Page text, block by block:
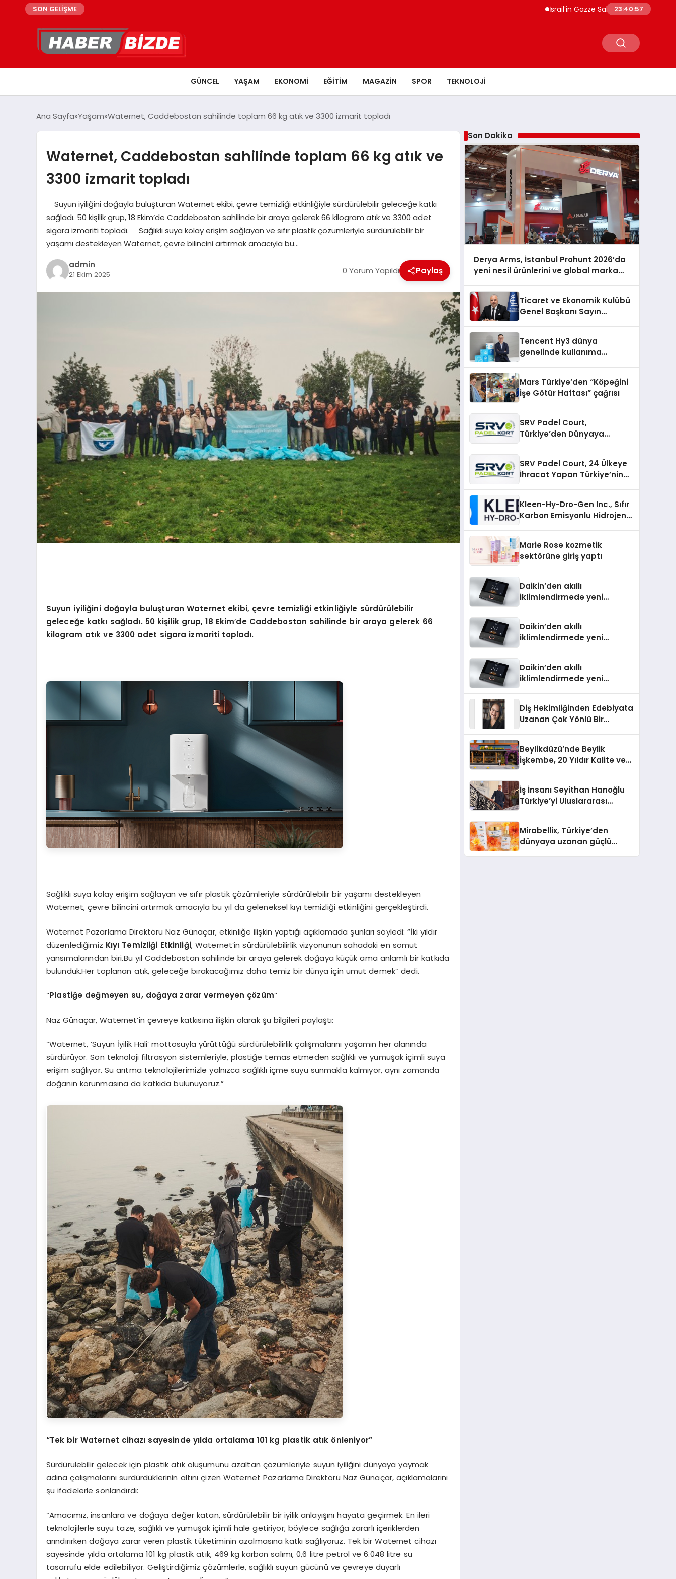
SON GELİŞME İsrail’in Gazze Saldırılarında Can Kaybı 73 Bin
23:40:59
GÜNCEL YAŞAM EKONOMI EĞITIM MAGAZIN SPOR TEKNOLOJI
Ana Sayfa Yaşam Waternet, Caddebostan sahilinde toplam 66 kg atık ve 3300 izmarit topladı
Waternet, Caddebostan sahilinde toplam 66 kg atık ve
3300 izmarit topladı
Suyun iyiliğini doğayla buluşturan Waternet ekibi, çevre temizliği etkinliğiyle sürdürülebilir geleceğe katkı
sağladı. 50 kişilik grup, 18 Ekim’de Caddebostan sahilinde bir araya gelerek 66 kilogram atık ve 3300 adet
sigara izmariti topladı. Sağlıklı suya kolay erişim sağlayan ve sıfır plastik çözümleriyle sürdürülebilir bir
yaşamı destekleyen Waternet, çevre bilincini artırmak amacıyla bu…
admin
21 Ekim 2025 0 Yorum Yapıldı Paylaş
Suyun iyiliğini doğayla buluşturan Waternet ekibi, çevre temizliği etkinliğiyle sürdürülebilir
geleceğe katkı sağladı. 50 kişilik grup, 18 Ekim’de Caddebostan sahilinde bir araya gelerek 66
kilogram atık ve 3300 adet sigara izmariti topladı.
Sağlıklı suya kolay erişim sağlayan ve sıfır plastik çözümleriyle sürdürülebilir bir yaşamı destekleyen
Waternet, çevre bilincini artırmak amacıyla bu yıl da geleneksel kıyı temizliği etkinliğini gerçekleştirdi.
Waternet Pazarlama Direktörü Naz Günaçar, etkinliğe ilişkin yaptığı açıklamada şunları söyledi: “İki yıldır
düzenlediğimiz Kıyı Temizliği Etkinliği, Waternet’in sürdürülebilirlik vizyonunun sahadaki en somut
yansımalarından biri.Bu yıl Caddebostan sahilinde bir araya gelerek doğaya küçük ama anlamlı bir katkıda
bulunduk.Her toplanan atık, geleceğe bırakacağımız daha temiz bir dünya için umut demek” dedi.
‘’Plastiğe değmeyen su, doğaya zarar vermeyen çözüm’’
Naz Günaçar, Waternet’in çevreye katkısına ilişkin olarak şu bilgileri paylaştı:
“Waternet, ‘Suyun İyilik Hali’ mottosuyla yürüttüğü sürdürülebilirlik çalışmalarını yaşamın her alanında
sürdürüyor. Son teknoloji filtrasyon sistemleriyle, plastiğe temas etmeden sağlıklı ve yumuşak içimli suya
erişim sağlıyor. Su arıtma teknolojilerimizle yalnızca sağlıklı içme suyu sunmakla kalmıyor, aynı zamanda
doğanın korunmasına da katkıda bulunuyoruz.”
“Tek bir Waternet cihazı sayesinde yılda ortalama 101 kg plastik atık önleniyor”
Sürdürülebilir gelecek için plastik atık oluşumunu azaltan çözümleriyle suyun iyiliğini dünyaya yaymak
adına çalışmalarını sürdürdüklerinin altını çizen Waternet Pazarlama Direktörü Naz Günaçar, açıklamalarını
şu ifadelerle sonlandırdı:
“Amacımız, insanlara ve doğaya değer katan, sürdürülebilir bir iyilik anlayışını hayata geçirmek. En ileri
teknolojilerle suyu taze, sağlıklı ve yumuşak içimli hale getiriyor; böylece sağlığa zararlı içeriklerden
arındırırken doğaya zarar veren plastik tüketiminin azalmasına katkı sağlıyoruz. Tek bir Waternet cihazı
sayesinde yılda ortalama 101 kg plastik atık, 469 kg karbon salımı, 0,6 litre petrol ve 6.048 litre su
tasarrufu elde edilebiliyor. Geliştirdiğimiz çözümlerle, sağlıklı suyun gücünü ve çevreye duyarlı
Son Dakika
Derya Arms, İstanbul Prohunt 2026’da
yeni nesil ürünlerini ve global marka
Ticaret ve Ekonomik Kulübü
Genel Başkanı Sayın
şunları kaydetti:
Tencent Hy3 dünya
genelinde kullanıma
Mars Türkiye’den “Köpeğini
İşe Götür Haftası” çağrısı
SRV Padel Court,
Türkiye’den Dünyaya
SRV Padel Court, 24 Ülkeye
İhracat Yapan Türkiye’nin
Kleen-Hy-Dro-Gen Inc., Sıfır
Karbon Emisyonlu Hidrojen
Aldı
Marie Rose kozmetik
sektörüne giriş yaptı
Daikin’den akıllı
iklimlendirmede yeni
Daikin’den akıllı
iklimlendirmede yeni
Daikin’den akıllı
iklimlendirmede yeni
Diş Hekimliğinden Edebiyata
Uzanan Çok Yönlü Bir
Beylikdüzü’nde Beylik
İşkembe, 20 Yıldır Kalite ve
İş İnsanı Seyithan Hanoğlu
Türkiye’yi Uluslararası
Mirabellix, Türkiye’den
dünyaya uzanan güçlü